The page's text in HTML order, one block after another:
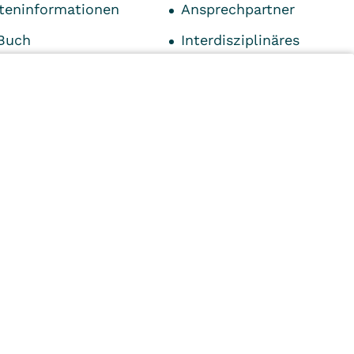
Ansprechpartner
Interdisziplinäres